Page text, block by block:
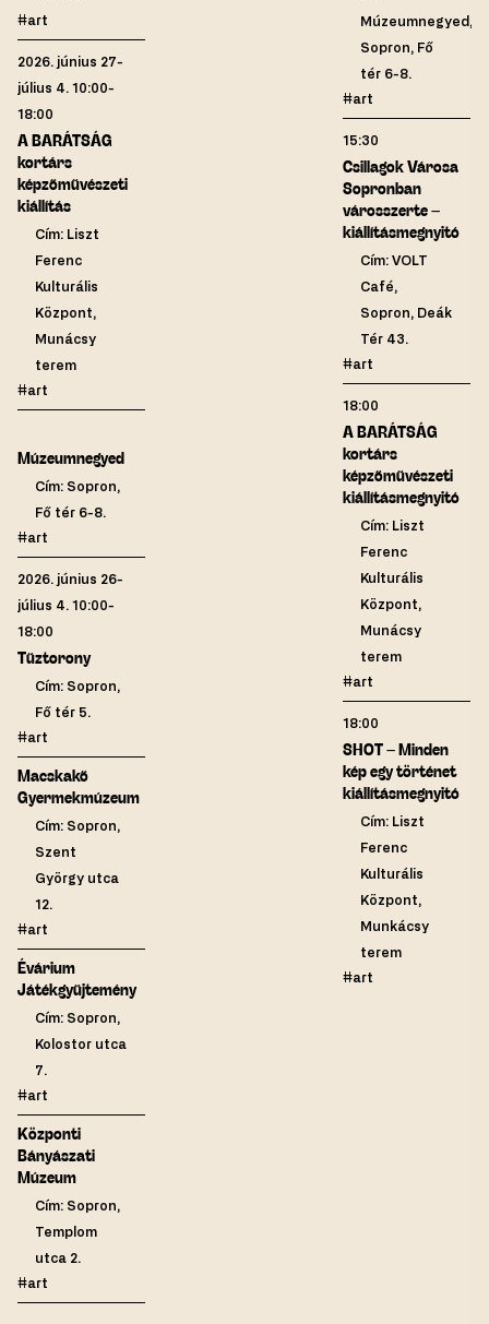
#art
2026. június 27-
július 4. 10:00-
18:00
A BARÁTSÁG
kortárs
képzőművészeti
kiállítás
Cím: Liszt
Ferenc
Kulturális
Központ,
Munácsy
terem
#art
Múzeumnegyed
Cím: Sopron,
Fő tér 6-8.
#art
2026. június 26-
július 4. 10:00-
18:00
Tűztorony
Cím: Sopron,
Fő tér 5.
#art
Macskakő
Gyermekmúzeum
Cím: Sopron,
Szent
György utca
12.
#art
Évárium
Játékgyűjtemény
Cím: Sopron,
Kolostor utca
7.
#art
Központi
Bányászati
Múzeum
Cím: Sopron,
Templom
utca 2.
#art
Múzeumnegyed,
Sopron, Fő
tér 6-8.
#art
15:30
Csillagok Városa
Sopronban
városszerte –
kiállításmegnyitó
Cím: VOLT
Café,
Sopron, Deák
Tér 43.
#art
18:00
A BARÁTSÁG
kortárs
képzőművészeti
kiállításmegnyitó
Cím: Liszt
Ferenc
Kulturális
Központ,
Munácsy
terem
#art
18:00
SHOT – Minden
kép egy történet
kiállításmegnyitó
Cím: Liszt
Ferenc
Kulturális
Központ,
Munkácsy
terem
#art